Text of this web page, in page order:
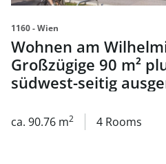
1160 - Wien
Wohnen am
Großzügige 90 m²
südwest-seitig
kaufen in 1160 Wien
ca. 90.76 m2 4 Rooms